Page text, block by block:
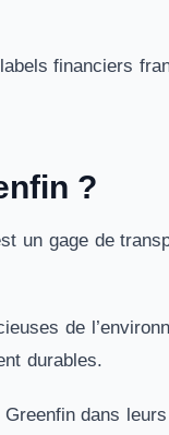
financiers
?
un gage de
de
durables.
dans